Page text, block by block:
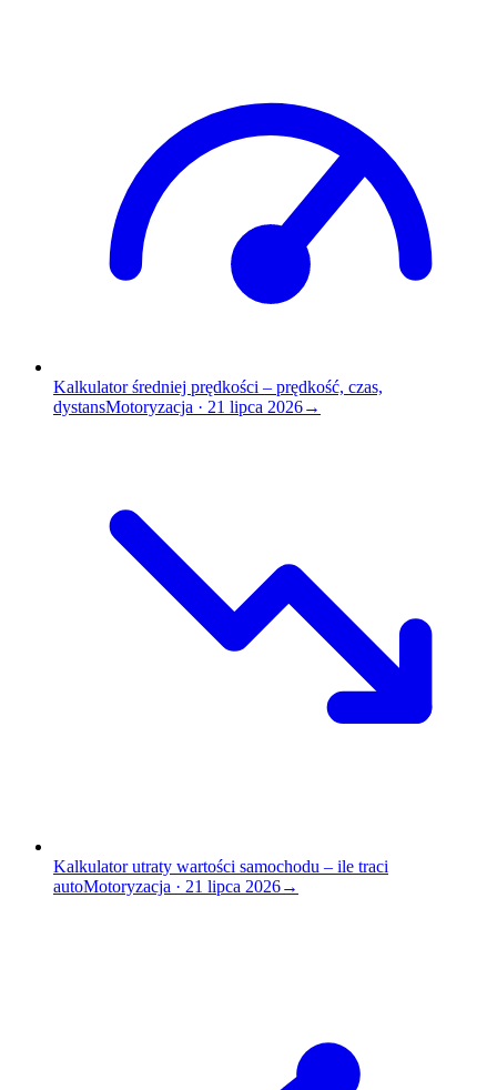
Kalkulator średniej prędkości – prędkość, czas,
dystansMotoryzacja · 21 lipca 2026→
Kalkulator utraty wartości samochodu – ile traci
autoMotoryzacja · 21 lipca 2026→